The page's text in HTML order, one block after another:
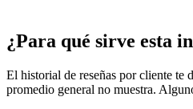
¿Para qué sirve esta
El historial de reseñas por cliente te
promedio general no muestra.